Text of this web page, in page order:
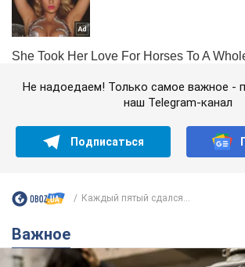
Не надоедаем! Только самое важное -
наш Telegram-канал
Подписаться
Каждый пятый сдался...
Важное